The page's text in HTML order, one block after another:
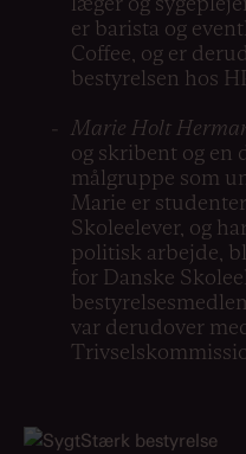
er barista og
Coffee, og er
bestyrelsen hos
Marie Holt
og skribent og en
målgruppe som
Marie er
Skoleelever, og
politisk arbejde,
for Danske
var derudover